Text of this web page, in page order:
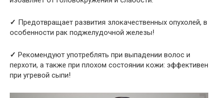
✓ Предотвращает развития злокачественных опухолей, в
особенности рак поджелудочной железы!
✓ Рекомендуют употреблять при выпадении волос и
перхоти, а также при плохом состоянии кожи: эффективен
при угревой сыпи!